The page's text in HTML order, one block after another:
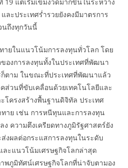
ละประเทศร่ำรวยยังคงมีมาตรการ
นถึงทุกวันนี้
ายในแนวโน้มการลงทุนทั่วโลก โดย
องการลงทุนทั้งในประเทศที่พัฒนา
ตาม ในขณะที่ประเทศที่พัฒนาแล้ว
ส่วนที่ขับเคลื่อนด้วยเทคโนโลยีและ
โครงสร้างพื้นฐานดิจิทัล ประเทศ
าย เช่น การหนีทุนและการลงทุน
ง ความตึงเครียดทางภูมิรัฐศาสตร์ยัง
งผลต่อกระแสการลงทุนในระดับ
ะแนวโน้มเศรษฐกิจโลกล่าสุด
พภูมิทัศน์เศรษฐกิจโลกที่น่าจับตามอง